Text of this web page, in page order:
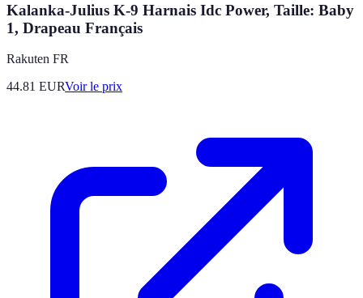
Kalanka-Julius K-9 Harnais Idc Power, Taille: Baby
1, Drapeau Français
Rakuten FR
44.81 EURVoir le prix